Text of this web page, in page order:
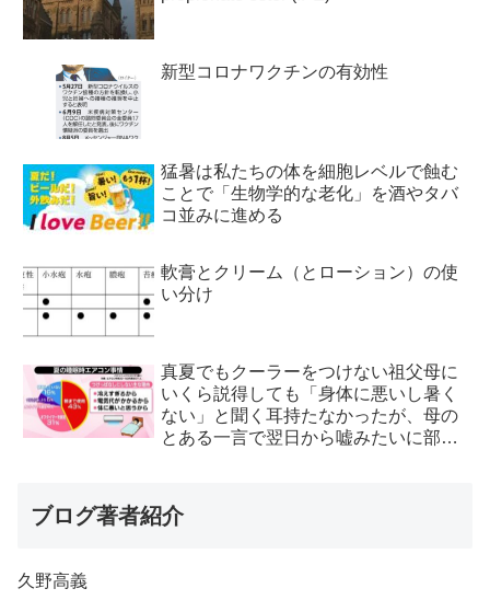
新型コロナワクチンの有効性
猛暑は私たちの体を細胞レベルで蝕む
ことで「生物学的な老化」を酒やタバ
コ並みに進める
軟膏とクリーム（とローション）の使
い分け
真夏でもクーラーをつけない祖父母に
いくら説得しても「身体に悪いし暑く
ない」と聞く耳持たなかったが、母の
とある一言で翌日から嘘みたいに部屋
ブログ著者紹介
久野高義